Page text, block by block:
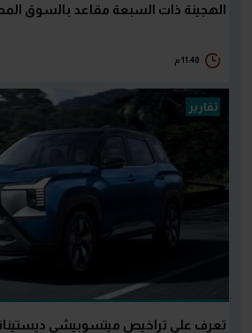
الهجينة ذات السبعة مقاعد بالسوق
11:40 م
تقارير
تعرف على تراخيص ميتسوبيشي